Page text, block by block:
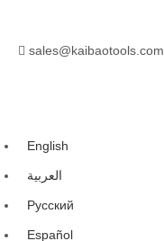
 sales@kaibaotools.com
English
العربية
Pусский
Español